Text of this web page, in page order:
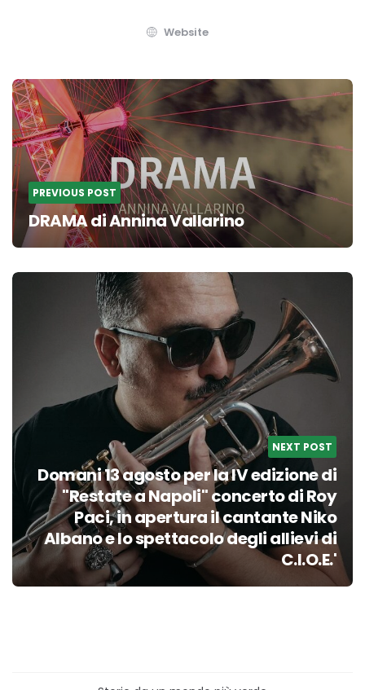
Website
Post
navigation
PREVIOUS POST
DRAMA di Annina Vallarino
NEXT POST
Domani 13 agosto per la IV edizione di
"Restate a Napoli" concerto di Roy
Paci, in apertura il cantante Niko
Albano e lo spettacolo degli allievi di
C.I.O.E.'